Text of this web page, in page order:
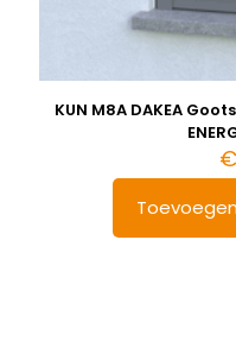
KUN M8A DAKEA
€